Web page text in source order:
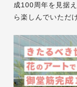
成100周年を見据
ら楽しんでいただ